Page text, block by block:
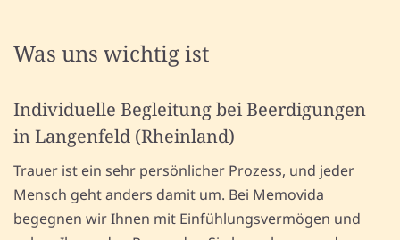
Was uns wichtig ist
Individuelle Begleitung bei Beerdigungen
in Langenfeld (Rheinland)
Trauer ist ein sehr persönlicher Prozess, und jeder
Mensch geht anders damit um. Bei Memovida
begegnen wir Ihnen mit Einfühlungsvermögen und